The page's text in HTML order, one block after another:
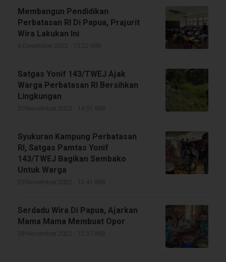
Membangun Pendidikan
Perbatasan RI Di Papua, Prajurit
Wira Lakukan Ini
Satgas Yonif 143/TWEJ Ajak
Warga Perbatasan RI Bersihkan
Lingkungan
Syukuran Kampung Perbatasan
RI, Satgas Pamtas Yonif
143/TWEJ Bagikan Sembako
Untuk Warga
Serdadu Wira Di Papua, Ajarkan
Mama Mama Membuat Opor